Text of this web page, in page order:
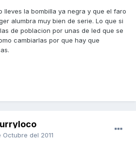
lleves la bombilla ya negra y que el faro
alumbra muy bien de serie. Lo que si
de poblacion por unas de led que se
cambiarlas por que hay que
Octubre del 2011